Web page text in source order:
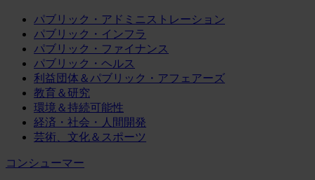
パブリック・アドミニストレーション
パブリック・インフラ
パブリック・ファイナンス
パブリック・ヘルス
利益団体＆パブリック・アフェアーズ
教育＆研究
環境＆持続可能性
経済・社会・人間開発
芸術、文化＆スポーツ
コンシューマー